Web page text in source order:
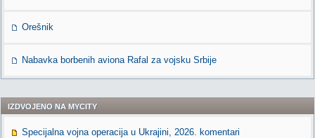
Orešnik
Nabavka borbenih aviona Rafal za vojsku Srbije
IZDVOJENO NA MYCITY
Specijalna vojna operacija u Ukrajini, 2026. komentari